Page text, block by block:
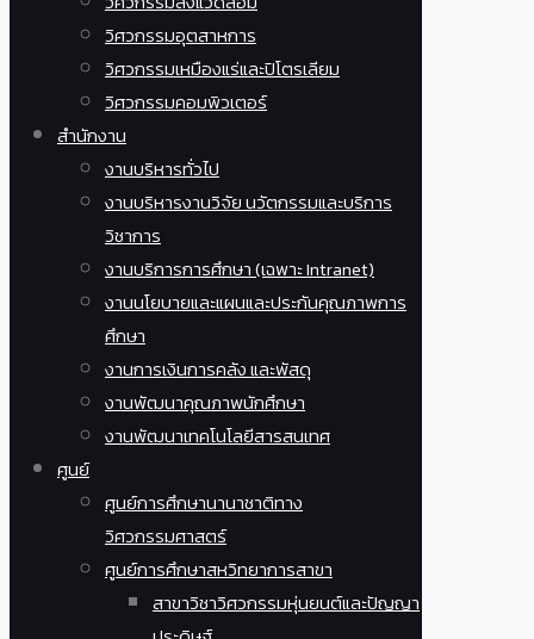
วิศวกรรมอุตสาหการ
วิศวกรรมเหมืองแร่และปิโตรเลียม
วิศวกรรมคอมพิวเตอร์
สำนักงาน
งานบริหารทั่วไป
งานบริหารงานวิจัย นวัตกรรมและบริการ
วิชาการ
งานบริการการศึกษา (เฉพาะ Intranet)
งานนโยบายและแผนและประกันคุณภาพการ
ศึกษา
งานการเงินการคลัง และพัสดุ
งานพัฒนาคุณภาพนักศึกษา
งานพัฒนาเทคโนโลยีสารสนเทศ
ศูนย์
ศูนย์การศึกษานานาชาติทาง
วิศวกรรมศาสตร์
ศูนย์การศึกษาสหวิทยาการสาขา
สาขาวิชาวิศวกรรมหุ่นยนต์และปัญญา